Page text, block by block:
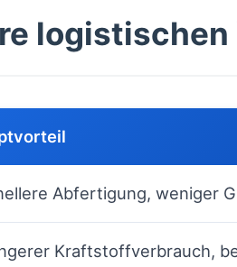
Abfertigung, weniger
Kraftstoffverbrauch,